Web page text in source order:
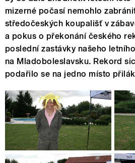
mizerné počasí nemohlo
středočeských koupališť v
a pokus o překonání českého
poslední zastávky našeho
na Mladoboleslavsku. Rekord
podařilo se na jedno místo